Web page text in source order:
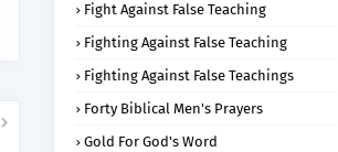
Fight Against False Teaching
Fighting Against False Teaching
Fighting Against False Teachings
Forty Biblical Men's Prayers
Gold For God's Word